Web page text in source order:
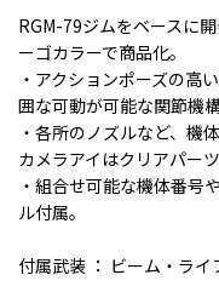
RGM-79ジムをベースに
ーゴカラーで商品化。
・アクションポーズの高
囲な可動が可能な関節機構
・各所のノズルなど、機
カメラアイはクリアパーツ
・組合せ可能な機体番号
ル付属。
付属武装 ： ビーム・ラ